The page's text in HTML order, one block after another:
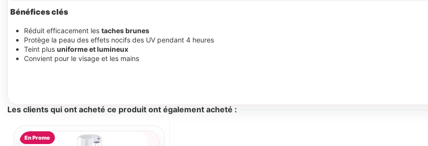
Bénéfices clés
Réduit efficacement les taches brunes
Protège la peau des effets nocifs des UV pendant 4 heures
Teint plus uniforme et lumineux
Convient pour le visage et les mains
Les clients qui ont acheté ce produit ont également acheté :
En Promo